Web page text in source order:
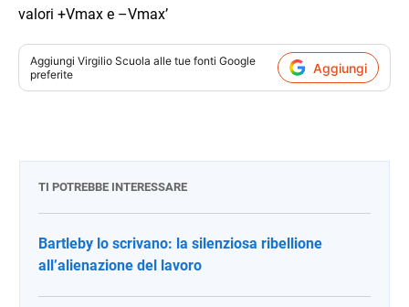
valori +Vmax e –Vmax’
Aggiungi Virgilio Scuola alle tue fonti Google
preferite
Aggiungi
TI POTREBBE INTERESSARE
Bartleby lo scrivano: la silenziosa ribellione
all’alienazione del lavoro